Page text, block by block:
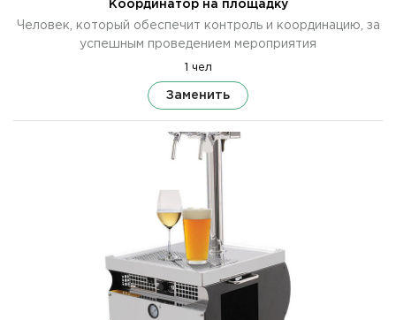
Координатор на площадку
Человек, который обеспечит контроль и координацию, за
успешным проведением мероприятия
1 чел
Заменить